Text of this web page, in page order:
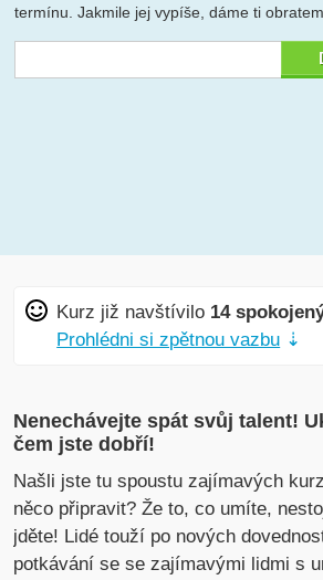
termínu. Jakmile jej vypíše, dáme ti
Kurz již navštívilo 14
Prohlédni si zpětnou vazbu ⇣
Nenechávejte spát svůj talent!
čem jste dobří!
Našli jste tu spoustu zajímavých
něco připravit? Že to, co umíte,
jděte! Lidé touží po nových
potkávání se se zajímavými lidmi s